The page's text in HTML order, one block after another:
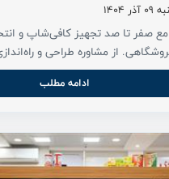
۱۴۰۴
صفر تا صد تجهیز کافی‌شاپ و
از مشاوره طراحی و
ادامه مطلب